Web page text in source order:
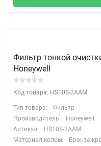
Фильтр тонкой
Honeywell
Код товара: HS10S-2AAM
Тип товара:
Фильтр
Производитель:
Honeywell
Артикул:
HS10S-2AAM
Материал колбы:
Бронза